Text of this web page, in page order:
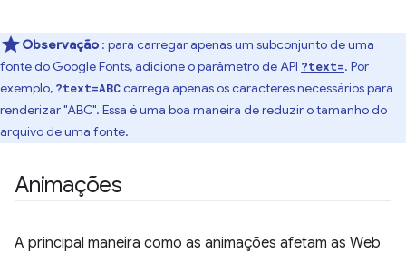
Observação : para carregar apenas um subconjunto de uma
fonte do Google Fonts, adicione o parâmetro de API ?text=. Por
exemplo, ?text=ABCcarrega apenas os caracteres necessários para
renderizar "ABC". Essa é uma boa maneira de reduzir o tamanho do
arquivo de uma fonte.
Animações
A principal maneira como as animações afetam as Web